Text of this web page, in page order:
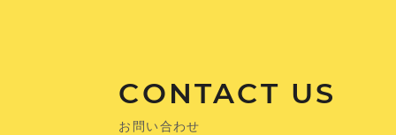
CONTACT US
お問い合わせ